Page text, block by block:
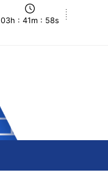
03h : 41m : 59s